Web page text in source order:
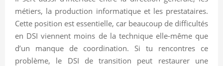
métiers, la production informatique et les prestataires.
Cette position est essentielle, car beaucoup de difficultés
en DSI viennent moins de la technique elle-même que
d’un manque de coordination. Si tu rencontres ce
problème, le DSI de transition peut restaurer une